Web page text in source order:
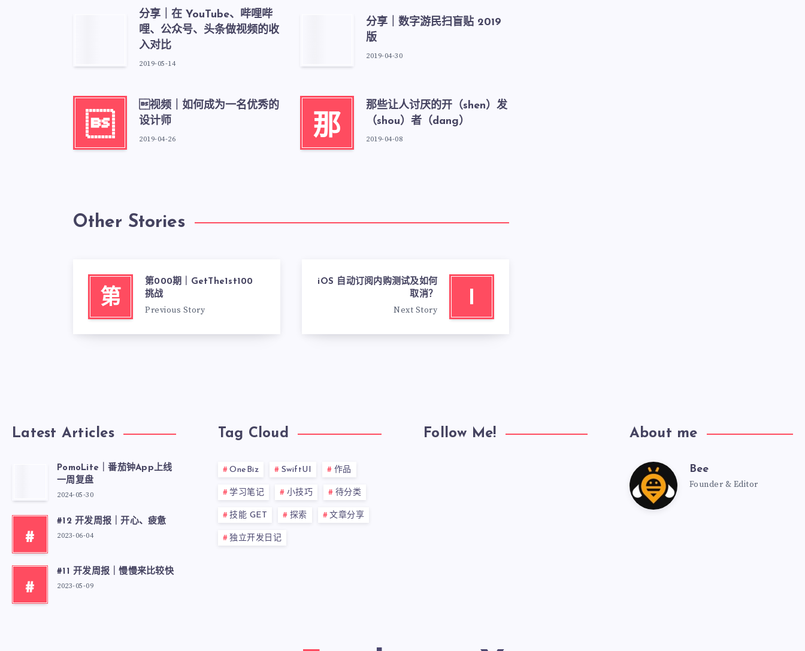
分享｜在 YouTube、哔哩哔
哩、公众号、头条做视频的收
入对比
2019-05-14
分享｜数字游民扫盲贴 2019
版
2019-04-30

视频｜如何成为一名优秀的
设计师
2019-04-26 那
那些让人讨厌的开（shen）发
（shou）者（dang）
2019-04-08
Other Stories
I
iOS 自动订阅内购测试及如何
取消？
Next Story
第
第000期｜GetThe1st100
挑战
Previous Story
Latest Articles
PomoLite｜番茄钟App上线
一周复盘
2024-05-30
#
#12 开发周报｜开心、疲惫
2023-06-04
#
#11 开发周报｜慢慢来比较快
2023-05-09
Tag Cloud
OneBiz SwiftUI 作品
学习笔记 小技巧 待分类
技能 GET 探索 文章分享
独立开发日记
Follow Me! About me
Bee
Founder & Editor